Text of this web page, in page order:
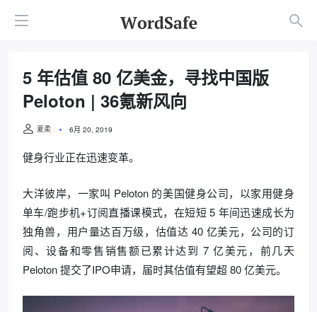
5 年估值 80 亿美金，寻找中国版
Peloton | 36氪新风向
夏柔 6月 20, 2019
健身行业正在迅速变革。
大洋彼岸，一家叫 Peloton 的美国健身公司，以家用健身
单车/跑步机+订阅直播课模式，在短短 5 年间迅速成长为
独角兽，用户量达百万级，估值达 40 亿美元，公司的订
阅、设备和零售销售额已累计达到 7 亿美元，前几天
Peloton 提交了IPO申请，届时其估值有望超 80 亿美元。